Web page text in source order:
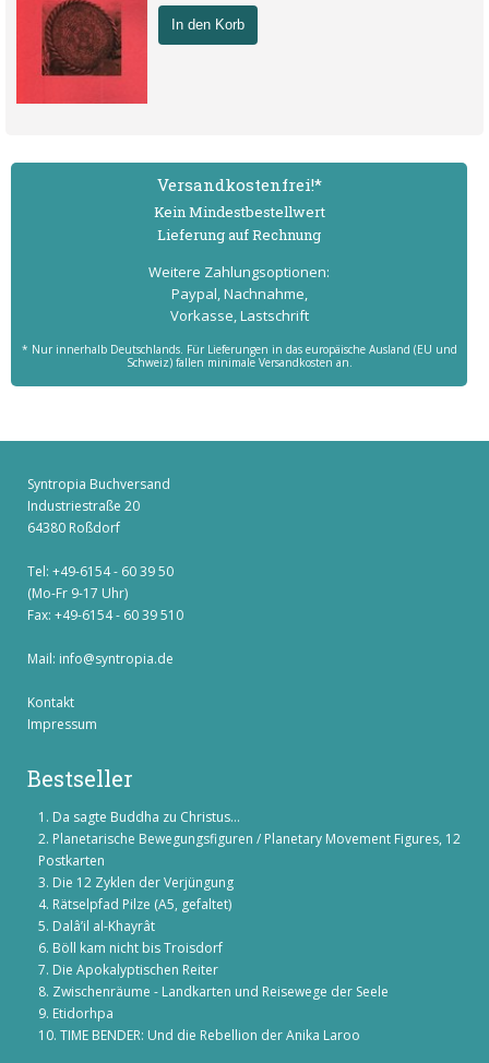
In den Korb
Versand­kostenfrei!*
Kein Mindest­bestell­wert
Lieferung auf Rechnung
Weitere Zahlungs­optionen:
Paypal, Nachnahme,
Vorkasse, Lastschrift
* Nur innerhalb Deutschlands. Für Lieferungen in das europäische Ausland (EU und
Schweiz) fallen minimale Versandkosten an.
Syntropia Buchversand
Industriestraße 20
64380 Roßdorf
Tel: +49-6154 - 60 39 50
(Mo-Fr 9-17 Uhr)
Fax: +49-6154 - 60 39 510
Mail: info@syntropia.de
Kontakt
Impressum
Bestseller
Da sagte Buddha zu Christus...
Planetarische Bewegungsfiguren / Planetary Movement Figures, 12
Postkarten
Die 12 Zyklen der Verjüngung
Rätselpfad Pilze (A5, gefaltet)
Dalâ’il al-Khayrât
Böll kam nicht bis Troisdorf
Die Apokalyptischen Reiter
Zwischenräume - Landkarten und Reisewege der Seele
Etidorhpa
TIME BENDER: Und die Rebellion der Anika Laroo